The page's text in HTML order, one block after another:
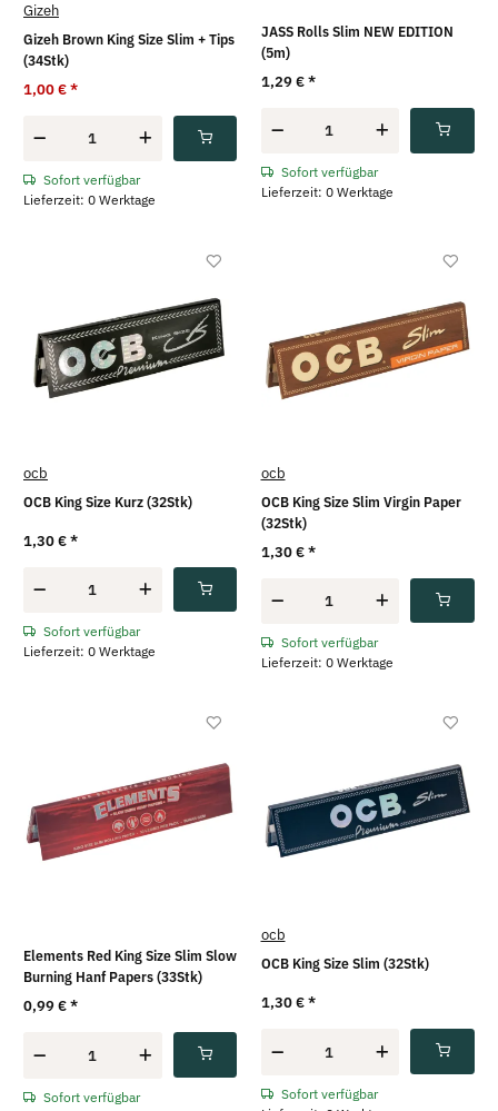
Gizeh
Gizeh Brown King Size Slim + Tips
(34Stk)
1,00 €*
Sofort verfügbar
Lieferzeit: 0 Werktage
JASS Rolls Slim NEW EDITION
(5m)
1,29 €*
Sofort verfügbar
Lieferzeit: 0 Werktage
ocb
OCB King Size Kurz (32Stk)
1,30 €*
Sofort verfügbar
Lieferzeit: 0 Werktage
ocb
OCB King Size Slim Virgin Paper
(32Stk)
1,30 €*
Sofort verfügbar
Lieferzeit: 0 Werktage
Elements Red King Size Slim Slow
Burning Hanf Papers (33Stk)
0,99 €*
Sofort verfügbar
ocb
OCB King Size Slim (32Stk)
1,30 €*
Sofort verfügbar